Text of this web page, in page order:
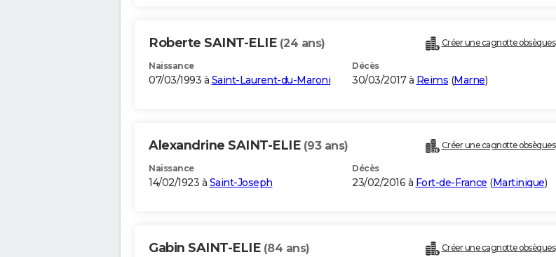
Roberte SAINT-ELIE (24 ans) Créer une cagnotte obsèques
Naissance
07/03/1993 à Saint-Laurent-du-Maroni
Décès
30/03/2017 à Reims (Marne)
Alexandrine SAINT-ELIE (93 ans) Créer une cagnotte obsèques
Naissance
14/02/1923 à Saint-Joseph
Décès
23/02/2016 à Fort-de-France (Martinique)
Gabin SAINT-ELIE (84 ans) Créer une cagnotte obsèques